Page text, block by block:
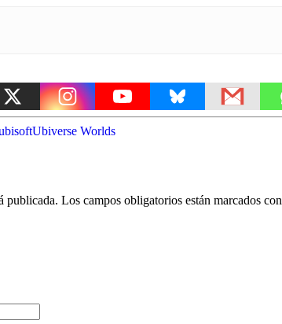
Ubiverse Worlds
publicada. Los campos obligatorios están marcados con